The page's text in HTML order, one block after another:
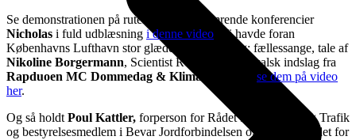
Se demonstrationen på ruten og vores glimrende konferencier
Nicholas i fuld udblæsning i denne video . Vi havde foran
Københavns Lufthavn stor glæde af flere bidrag: fællessange, tale af
Nikoline Borgermann, Scientist Rebellion, musikalsk indslag fra
Rapduoen MC Dommedag & Klimahystaden
se dem på video
her.
Og så holdt Poul Kattler, forperson for Rådet for Bæredygtig Trafik
og bestyrelsesmedlem i Bevar Jordforbindelsen også tale. I stedet for